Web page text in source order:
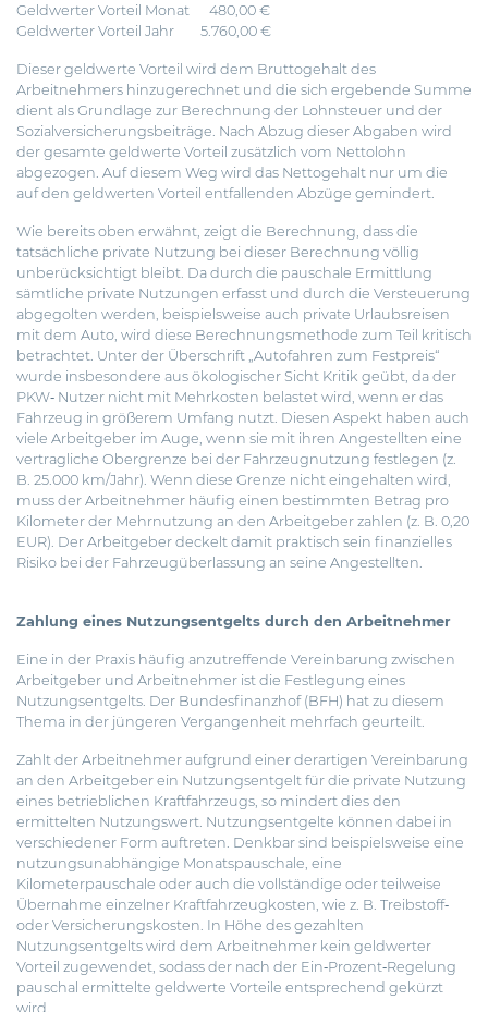
Geldwerter Vorteil Monat 480,00 €
Geldwerter Vorteil Jahr 5.760,00 €
Dieser geldwerte Vorteil wird dem Bruttogehalt des
Arbeitnehmers hinzugerechnet und die sich ergebende Summe
dient als Grundlage zur Berechnung der Lohnsteuer und der
Sozialversicherungsbeiträge. Nach Abzug dieser Abgaben wird
der gesamte geldwerte Vorteil zusätzlich vom Nettolohn
abgezogen. Auf diesem Weg wird das Nettogehalt nur um die
auf den geldwerten Vorteil entfallenden Abzüge gemindert.
Wie bereits oben erwähnt, zeigt die Berechnung, dass die
tatsächliche private Nutzung bei dieser Berechnung völlig
unberücksichtigt bleibt. Da durch die pauschale Ermittlung
sämtliche private Nutzungen erfasst und durch die Versteuerung
abgegolten werden, beispielsweise auch private Urlaubsreisen
mit dem Auto, wird diese Berechnungsmethode zum Teil kritisch
betrachtet. Unter der Überschrift „Autofahren zum Festpreis“
wurde insbesondere aus ökologischer Sicht Kritik geübt, da der
PKW‐ Nutzer nicht mit Mehrkosten belastet wird, wenn er das
Fahrzeug in größerem Umfang nutzt. Diesen Aspekt haben auch
viele Arbeitgeber im Auge, wenn sie mit ihren Angestellten eine
vertragliche Obergrenze bei der Fahrzeugnutzung festlegen (z.
B. 25.000 km/Jahr). Wenn diese Grenze nicht eingehalten wird,
muss der Arbeitnehmer häufig einen bestimmten Betrag pro
Kilometer der Mehrnutzung an den Arbeitgeber zahlen (z. B. 0,20
EUR). Der Arbeitgeber deckelt damit praktisch sein finanzielles
Risiko bei der Fahrzeugüberlassung an seine Angestellten.
Zahlung eines Nutzungsentgelts durch den Arbeitnehmer
Eine in der Praxis häufig anzutreffende Vereinbarung zwischen
Arbeitgeber und Arbeitnehmer ist die Festlegung eines
Nutzungsentgelts. Der Bundesfinanzhof (BFH) hat zu diesem
Thema in der jüngeren Vergangenheit mehrfach geurteilt.
Zahlt der Arbeitnehmer aufgrund einer derartigen Vereinbarung
an den Arbeitgeber ein Nutzungsentgelt für die private Nutzung
eines betrieblichen Kraftfahrzeugs, so mindert dies den
ermittelten Nutzungswert. Nutzungsentgelte können dabei in
verschiedener Form auftreten. Denkbar sind beispielsweise eine
nutzungsunabhängige Monatspauschale, eine
Kilometerpauschale oder auch die vollständige oder teilweise
Übernahme einzelner Kraftfahrzeugkosten, wie z. B. Treibstoff‐
oder Versicherungskosten. In Höhe des gezahlten
Nutzungsentgelts wird dem Arbeitnehmer kein geldwerter
Vorteil zugewendet, sodass der nach der Ein‐Prozent‐Regelung
pauschal ermittelte geldwerte Vorteile entsprechend gekürzt
wird.